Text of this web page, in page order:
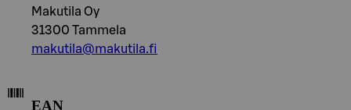
Makutila Oy
31300 Tammela
makutila@makutila.fi
EAN